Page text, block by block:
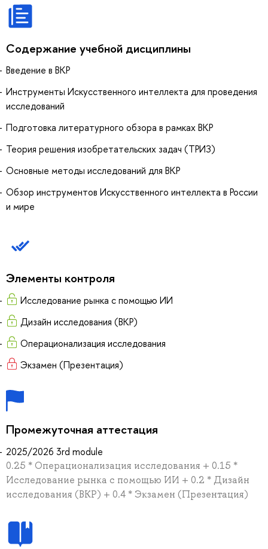
Содержание учебной дисциплины
Введение в ВКР
Инструменты Искусственного интеллекта для проведения
исследований
Подготовка литературного обзора в рамках ВКР
Теория решения изобретательских задач (ТРИЗ)
Основные методы исследований для ВКР
Обзор инструментов Искусственного интеллекта в России
и мире
Элементы контроля
Исследование рынка с помощью ИИ
Дизайн исследования (ВКР)
Операционализация исследования
Экзамен (Презентация)
Промежуточная аттестация
2025/2026 3rd module
0.25 * Операционализация исследования + 0.15 *
Исследование рынка с помощью ИИ + 0.2 * Дизайн
исследования (ВКР) + 0.4 * Экзамен (Презентация)